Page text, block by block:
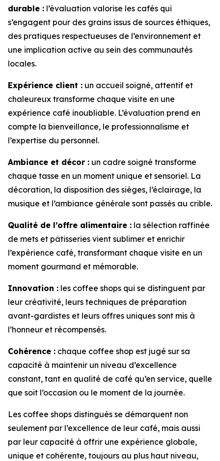
durable : l’évaluation valorise les cafés qui
s’engagent pour des grains issus de sources éthiques,
des pratiques respectueuses de l’environnement et
une implication active au sein des communautés
locales.
Expérience client : un accueil soigné, attentif et
chaleureux transforme chaque visite en une
expérience café inoubliable. L’évaluation prend en
compte la bienveillance, le professionnalisme et
l’expertise du personnel.
Ambiance et décor : un cadre soigné transforme
chaque tasse en un moment unique et sensoriel. La
décoration, la disposition des sièges, l’éclairage, la
musique et l’ambiance générale sont passés au crible.
Qualité de l’offre alimentaire : la sélection raffinée
de mets et pâtisseries vient sublimer et enrichir
l’expérience café, transformant chaque visite en un
moment gourmand et mémorable.
Innovation : les coffee shops qui se distinguent par
leur créativité, leurs techniques de préparation
avant-gardistes et leurs offres uniques sont mis à
l’honneur et récompensés.
Cohérence : chaque coffee shop est jugé sur sa
capacité à maintenir un niveau d’excellence
constant, tant en qualité de café qu’en service, quelle
que soit l’occasion ou le moment de la journée.
Les coffee shops distingués se démarquent non
seulement par l’excellence de leur café, mais aussi
par leur capacité à offrir une expérience globale,
unique et cohérente, toujours au plus haut niveau,